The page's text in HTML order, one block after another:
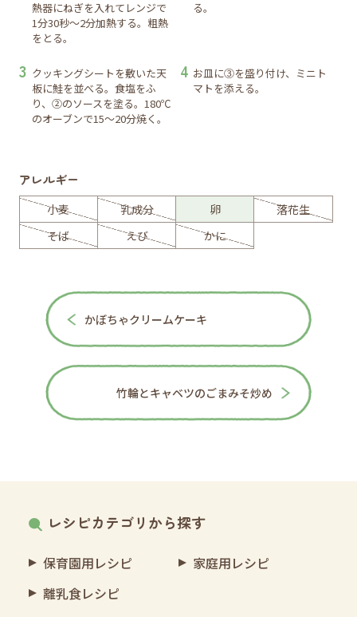
熱器にねぎを入れてレンジで
1分30秒～2分加熱する。粗熱
をとる。
る。
クッキングシートを敷いた天
板に鮭を並べる。食塩をふ
り、②のソースを塗る。180℃
のオーブンで15～20分焼く。
お皿に③を盛り付け、ミニト
マトを添える。
アレルギー
小麦 乳成分 卵
落花生
そば
えび かに
かぼちゃクリームケーキ
竹輪とキャベツのごまみそ炒め
レシピカテゴリから探す
保育園用レシピ
家庭用レシピ
離乳食レシピ